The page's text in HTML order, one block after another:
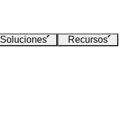
Soluciones Recursos